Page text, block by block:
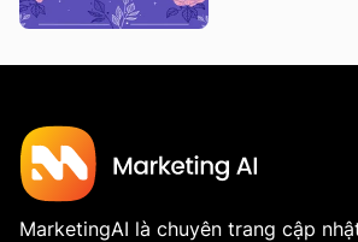
MarketingAI là chuyên trang cập